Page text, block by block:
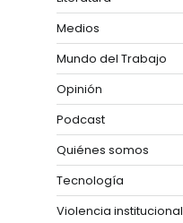
Medios
Mundo del Trabajo
Opinión
Podcast
Quiénes somos
Tecnología
Violencia institucional